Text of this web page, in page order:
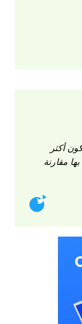
أكثر
مقارنة